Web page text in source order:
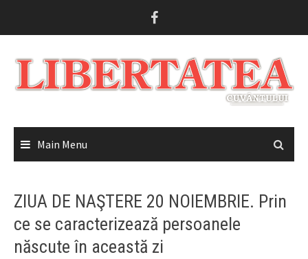
Main Menu
ZIUA DE NAŞTERE 20 NOIEMBRIE. Prin
ce se caracterizează persoanele
născute în această zi